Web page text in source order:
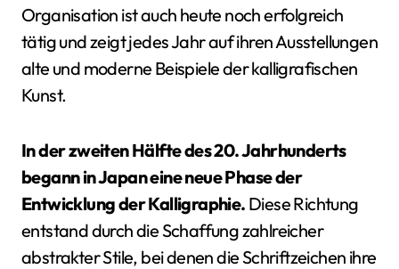
Organisation ist auch heute noch erfolgreich
tätig und zeigt jedes Jahr auf ihren Ausstellungen
alte und moderne Beispiele der kalligrafischen
Kunst.
In der zweiten Hälfte des 20. Jahrhunderts
begann in Japan eine neue Phase der
Entwicklung der Kalligraphie. Diese Richtung
entstand durch die Schaffung zahlreicher
abstrakter Stile, bei denen die Schriftzeichen ihre